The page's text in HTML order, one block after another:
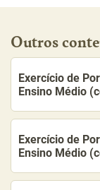
Outros
Exercício de
Ensino Médio
Exercício de
Ensino Médio